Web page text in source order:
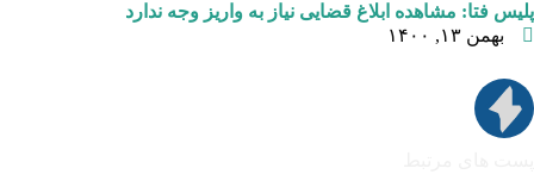
پلیس فتا: مشاهده ابلاغ قضایی نیاز به واریز وجه ندارد
بهمن ۱۳, ۱۴۰۰